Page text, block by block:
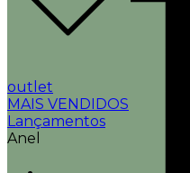
outlet
MAIS VENDIDOS
Lançamentos
Anel